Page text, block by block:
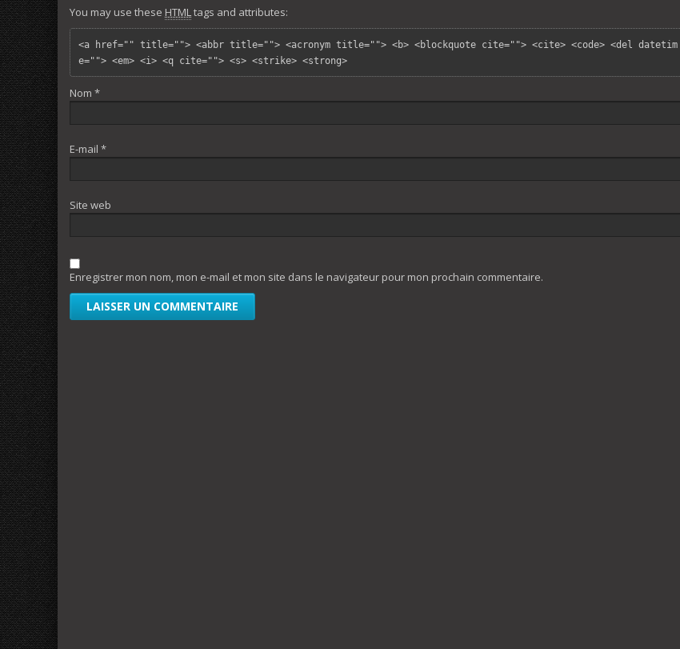
You may use these HTMLtags and attributes:
<a href="" title=""> <abbr title=""> <acronym title=""> <b> <blockquote cite=""> <cite> <code> <del datetim
e=""> <em> <i> <q cite=""> <s> <strike> <strong>
Nom *
E-mail *
Site web
Enregistrer mon nom, mon e-mail et mon site dans le navigateur pour mon prochain commentaire.